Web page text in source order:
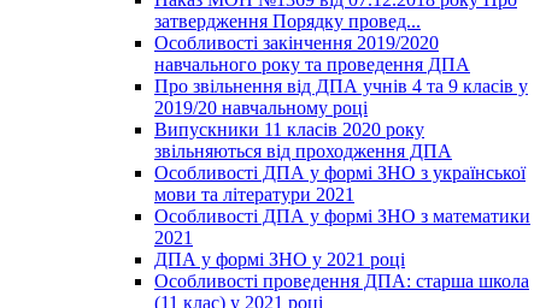
затвердження Порядку провед...
Особливості закінчення 2019/2020
навчального року та проведення ДПА
Про звільнення від ДПА учнів 4 та 9 класів у
2019/20 навчальному році
Випускники 11 класів 2020 року
звільняються від проходження ДПА
Особливості ДПА у формі ЗНО з української
мови та літератури 2021
Особливості ДПА у формі ЗНО з математики
2021
ДПА у формі ЗНО у 2021 році
Особливості проведення ДПА: старша школа
(11 клас) у 2021 році